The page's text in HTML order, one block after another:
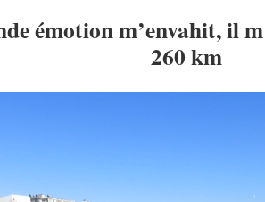
émotion m’envahit, il
260 km